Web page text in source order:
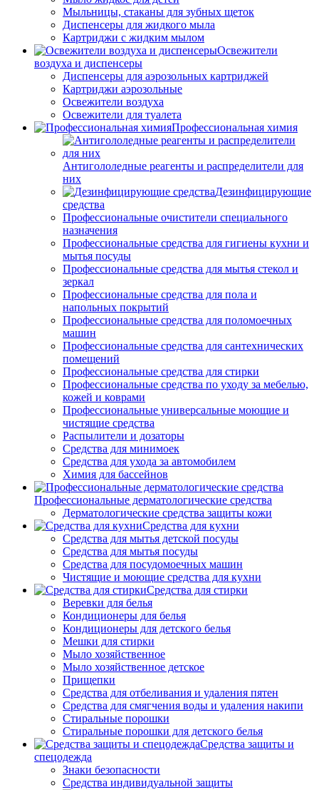
Мыльницы, стаканы для зубных щеток
Диспенсеры для жидкого мыла
Картриджи с жидким мылом
Освежители
воздуха и диспенсеры
Диспенсеры для аэрозольных картриджей
Картриджи аэрозольные
Освежители воздуха
Освежители для туалета
Профессиональная химия
Антигололедные реагенты и распределители для
них
Дезинфицирующие
средства
Профессиональные очистители специального
назначения
Профессиональные средства для гигиены кухни и
мытья посуды
Профессиональные средства для мытья стекол и
зеркал
Профессиональные средства для пола и
напольных покрытий
Профессиональные средства для поломоечных
машин
Профессиональные средства для сантехнических
помещений
Профессиональные средства для стирки
Профессиональные средства по уходу за мебелью,
кожей и коврами
Профессиональные универсальные моющие и
чистящие средства
Распылители и дозаторы
Средства для минимоек
Средства для ухода за автомобилем
Химия для бассейнов
Профессиональные дерматологические средства
Дерматологические средства защиты кожи
Средства для кухни
Средства для мытья детской посуды
Средства для мытья посуды
Средства для посудомоечных машин
Чистящие и моющие средства для кухни
Средства для стирки
Веревки для белья
Кондиционеры для белья
Кондиционеры для детского белья
Мешки для стирки
Мыло хозяйственное
Мыло хозяйственное детское
Прищепки
Средства для отбеливания и удаления пятен
Средства для смягчения воды и удаления накипи
Стиральные порошки
Стиральные порошки для детского белья
Средства защиты и
спецодежда
Знаки безопасности
Средства индивидуальной защиты